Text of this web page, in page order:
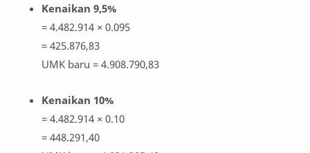
Kenaikan 9,5%
= 4.482.914 × 0.095
= 425.876,83
UMK baru = 4.908.790,83
Kenaikan 10%
= 4.482.914 × 0.10
= 448.291,40